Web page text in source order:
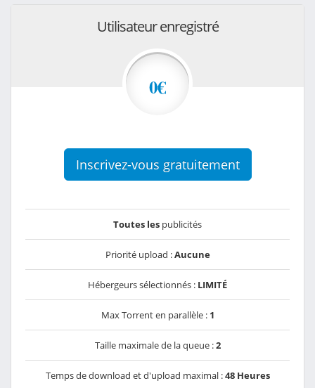
Utilisateur enregistré
0€
Inscrivez-vous gratuitement
Toutes les publicités
Priorité upload :Aucune
Hébergeurs sélectionnés : LIMITÉ
Max Torrent en parallèle : 1
Taille maximale de la queue :2
Temps de download et d'upload maximal :48 Heures